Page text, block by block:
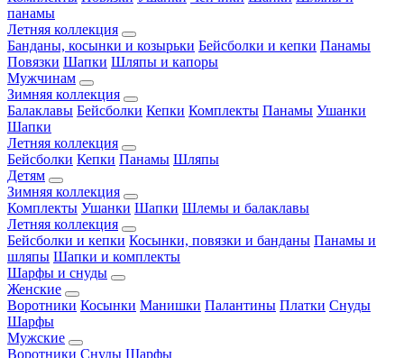
панамы
Летняя коллекция
Банданы, косынки и козырьки Бейсболки и кепки Панамы
Повязки Шапки Шляпы и капоры
Мужчинам
Зимняя коллекция
Балаклавы Бейсболки Кепки Комплекты Панамы Ушанки
Шапки
Летняя коллекция
Бейсболки Кепки Панамы Шляпы
Детям
Зимняя коллекция
Комплекты Ушанки Шапки Шлемы и балаклавы
Летняя коллекция
Бейсболки и кепки Косынки, повязки и банданы Панамы и
шляпы Шапки и комплекты
Шарфы и снуды
Женские
Воротники Косынки Манишки Палантины Платки Снуды
Шарфы
Мужские
Воротники Снуды Шарфы